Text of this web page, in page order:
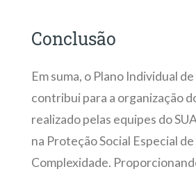
Conclusão
Em suma, o Plano Individual
contribui para a organização
realizado pelas equipes do
na Proteção Social Especial
Complexidade.